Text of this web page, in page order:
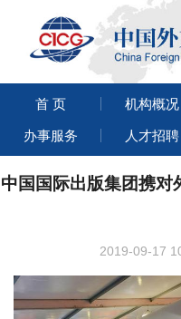
首 页 机构概况
办事服务 人才招聘
中国国际出版集团携
2019-09-17